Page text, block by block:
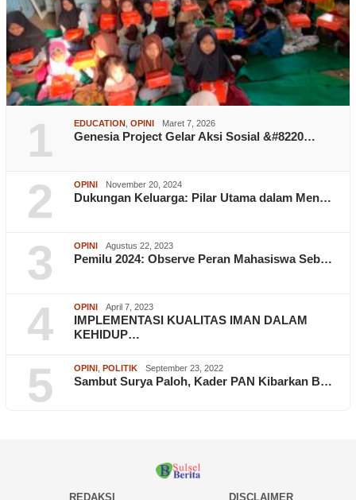
1 EDUCATION OPINI Maret 7, 2026
Genesia Project Gelar Aksi Sosial &#8220…
2 OPINI November 20, 2024
Dukungan Keluarga: Pilar Utama dalam Men…
3 OPINI Agustus 22, 2023
Pemilu 2024: Observe Peran Mahasiswa Seb…
4 OPINI April 7, 2023
IMPLEMENTASI KUALITAS IMAN DALAM
KEHIDUP…
5 OPINI POLITIK September 23, 2022
Sambut Surya Paloh, Kader PAN Kibarkan B…
REDAKSI DISCLAIMER